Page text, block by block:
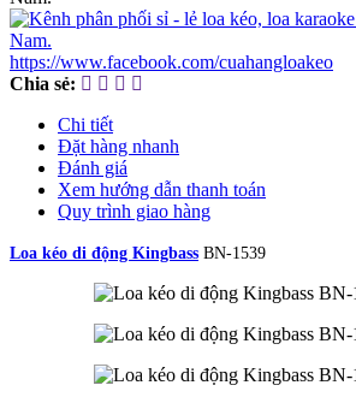
https://www.facebook.com/cuahangloakeo
Chia sẻ:
Chi tiết
Đặt hàng nhanh
Đánh giá
Xem hướng dẫn thanh toán
Quy trình giao hàng
Loa kéo di động Kingbass BN-1539